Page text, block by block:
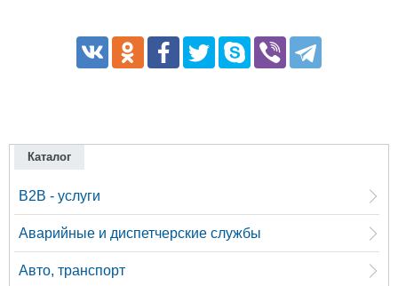
Каталог
B2B - услуги
Аварийные и диспетчерские службы
Авто, транспорт